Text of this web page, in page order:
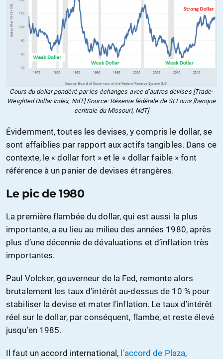
Cours du dollar pondéré par les échanges avec d’autres devises [Trade-
Weighted Dollar Index, NdT] Source: Réserve fédérale de St Louis [banque
centrale du Missouri, NdT]
Évidemment, toutes les devises, y compris le dollar, se
sont affaiblies par rapport aux actifs tangibles. Dans ce
contexte, le « dollar fort » et le « dollar faible » font
référence à un panier de devises étrangères.
Le pic de 1980
La première flambée du dollar, qui est aussi la plus
importante, a eu lieu au milieu des années 1980, après
plus d’une décennie de dévaluations et d’inflation très
importantes.
Paul Volcker, gouverneur de la Fed, remonte alors
brutalement les taux d’intérêt au-dessus de 10 % pour
stabiliser la devise et mater l’inflation. Le taux d’intérêt
réel sur le dollar, par conséquent, flambe, et reste élevé
jusqu’en 1985.
Il faut un accord international, l’accord de Plaza,